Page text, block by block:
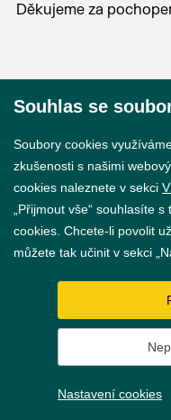
Děkujeme za
Souhlas se
Soubory cookies
zkušenosti s našimi
cookies naleznete v sekci
„Přijmout vše“ souhlasíte
cookies. Chcete-li povolit
můžete tak učinit v sekci
Nastavení cookies